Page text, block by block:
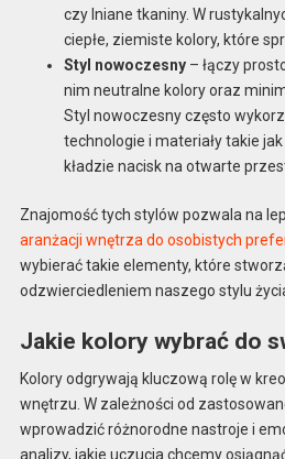
czy lniane tkaniny. W
ciepłe, ziemiste kolory, które
Styl nowoczesny– łączy
nim neutralne kolory oraz
Styl nowoczesny często
technologie i materiały takie
kładzie nacisk na otwarte
Znajomość tych stylów pozwala na
aranżacji wnętrza do osobistych
wybierać takie elementy, które
odzwierciedleniem naszego stylu
Jakie kolory wybrać do
Kolory odgrywają kluczową rolę w
wnętrzu. W zależności od
wprowadzić różnorodne nastroje i
analizy, jakie uczucia chcemy